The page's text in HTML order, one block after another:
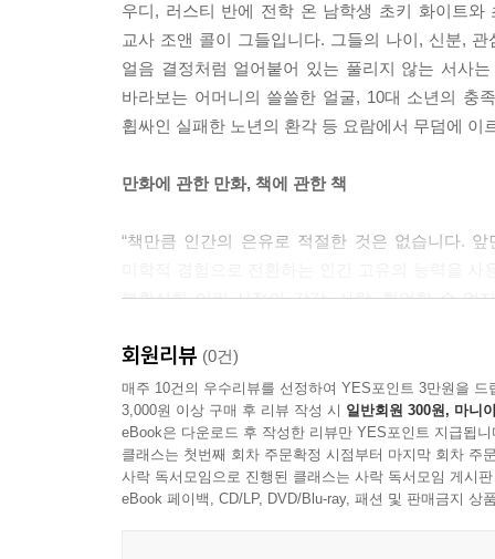
우디, 러스티 반에 전학 온 남학생 초키 화이트
교사 조앤 콜이 그들입니다. 그들의 나이, 신분,
얼음 결정처럼 얼어붙어 있는 풀리지 않는 서사
바라보는 어머니의 쓸쓸한 얼굴, 10대 소년의 충
휩싸인 실패한 노년의 환각 등 요람에서 무덤에
만화에 관한 만화, 책에 관한 책
“책만큼 인간의 은유로 적절한 것은 없습니다.
불확실한 어린 시절의 감각, 사랑, 형언할 수 없
우표만 한 크기의 작은 칸들과 그 사이를 채우며
무력하며 무감정한 인물들 너머로 만화가가 그
실망과 절망에 전 이들이지만, 한 사람의 막다른
열어둡니다. 크리스 웨어는 더스트재킷에 『러스
만한 이야기(재킷을 어떻게 접으라든지, 어떻게
회원리뷰 (0건)
매주 10건의 우수리뷰를 선정하여 YES포인트 3만원을 드
3,000원 이상 구매 후 리뷰 작성 시 일반회원 300원, 마니
eBook은 다운로드 후 작성한 리뷰만 YES포인트 지급됩니
클래스는 첫번째 회차 주문확정 시점부터 마지막 회차 주
사락 독서모임으로 진행된 클래스는 사락 독서모임 게시
eBook 페이백, CD/LP, DVD/Blu-ray, 패션 및 판매금지 상